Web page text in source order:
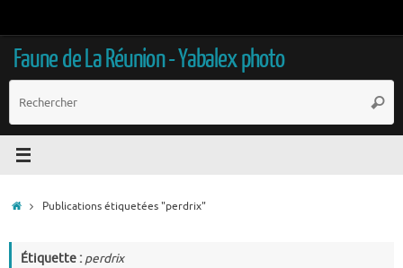
contenu
Faune de La Réunion - Yabalex photo
:
AccueilPublications étiquetées "perdrix"
Étiquette : perdrix